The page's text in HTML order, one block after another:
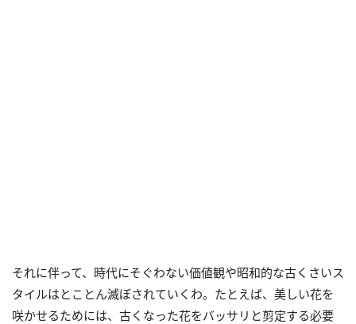
それに伴って、時代にそぐわない価値観や昭和的な古くさいス
タイルはとことん滅ぼされていくわ。たとえば、美しい花を
咲かせるためには、古くなった花をバッサリと剪定する必要